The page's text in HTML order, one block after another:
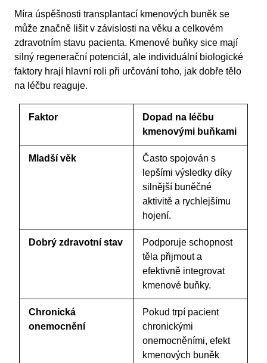
Míra úspěšnosti transplantací kmenových buněk se
může značně lišit v závislosti na věku a celkovém
zdravotním stavu pacienta. Kmenové buňky sice mají
silný regenerační potenciál, ale individuální biologické
faktory hrají hlavní roli při určování toho, jak dobře tělo
na léčbu reaguje.
Faktor
Dopad na léčbu
kmenovými buňkami
Mladší věk
Často spojován s
lepšími výsledky díky
silnější buněčné
aktivitě a rychlejšímu
hojení.
Dobrý zdravotní stav
Podporuje schopnost
těla přijmout a
efektivně integrovat
kmenové buňky.
Chronická
onemocnění
Pokud trpí pacient
chronickými
onemocněními, efekt
kmenových buněk